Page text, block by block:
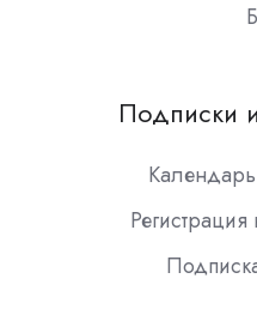
Подписки